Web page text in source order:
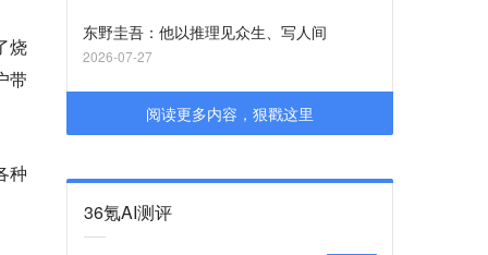
烧
带
种
东野圭吾：他以推理见众生、写人间
2026-07-27
阅读更多内容，狠戳这里
36氪AI测评